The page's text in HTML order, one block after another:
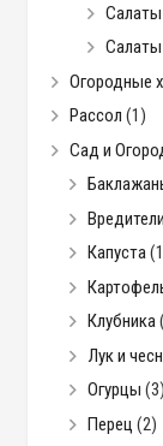
Огородные
Рассол (1)
Сад и
Капуста
Клубника
Лук и
Огурцы (3)
Перец (2)